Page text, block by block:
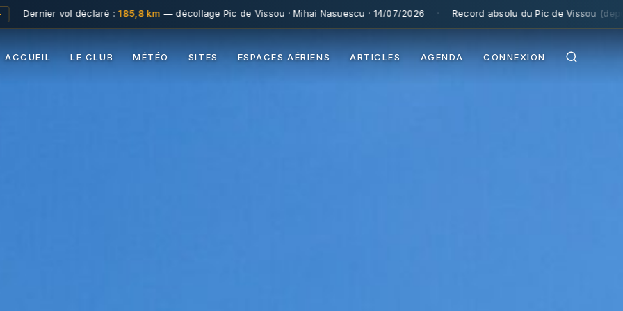
ACCUEIL LE CLUB MÉTÉO SITES ESPACES AÉRIENS ARTICLES AGENDA CONNEXION
: 185,8 km— décollage Pic de Vissou · Mihai Nasuescu · 14/07/2026 · Record absolu du Pic de Vissou (depuis 1995) :185,9 km·